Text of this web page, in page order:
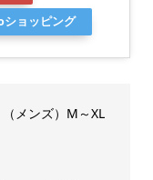
ショッピング
メンズ）M～XL